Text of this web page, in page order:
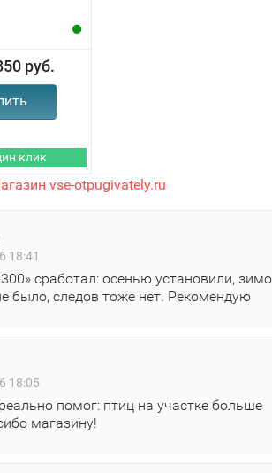
руб.
vse-otpugivately.ru
18:41
сработал: осенью установили,
было, следов тоже нет. Рекомендую
18:05
помог: птиц на участке больше
магазину!